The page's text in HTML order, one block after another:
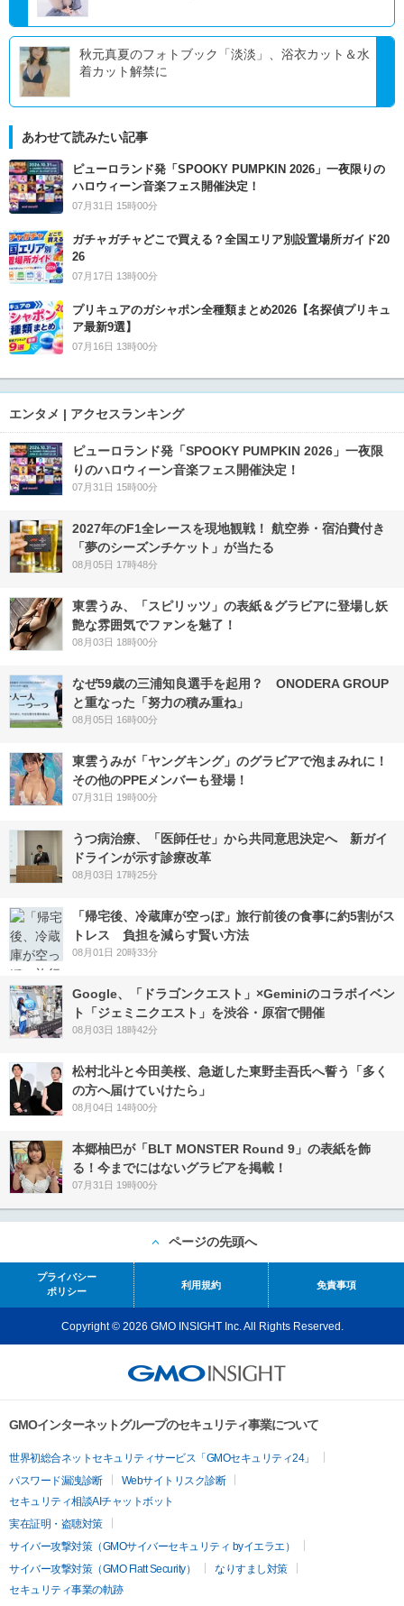
秋元真夏のフォトブック「淡淡」、浴衣カット＆水
着カット解禁に
あわせて読みたい記事
ピューロランド発「SPOOKY PUMPKIN 2026」一夜限りの
ハロウィーン音楽フェス開催決定！
07月31日 15時00分
ガチャガチャどこで買える？全国エリア別設置場所ガイド20
26
07月17日 13時00分
プリキュアのガシャポン全種類まとめ2026【名探偵プリキュ
ア最新9選】
07月16日 13時00分
エンタメ | アクセスランキング
ピューロランド発「SPOOKY PUMPKIN 2026」一夜限
りのハロウィーン音楽フェス開催決定！
07月31日 15時00分
2027年のF1全レースを現地観戦！ 航空券・宿泊費付き
「夢のシーズンチケット」が当たる
08月05日 17時48分
東雲うみ、「スピリッツ」の表紙＆グラビアに登場し妖
艶な雰囲気でファンを魅了！
08月03日 18時00分
なぜ59歳の三浦知良選手を起用？ ONODERA GROUP
と重なった「努力の積み重ね」
08月05日 16時00分
東雲うみが「ヤングキング」のグラビアで泡まみれに！
その他のPPEメンバーも登場！
07月31日 19時00分
うつ病治療、「医師任せ」から共同意思決定へ 新ガイ
ドラインが示す診療改革
08月03日 17時25分
「帰宅後、冷蔵庫が空っぽ」旅行前後の食事に約5割がス
トレス 負担を減らす賢い方法
08月01日 20時33分
Google、「ドラゴンクエスト」×Geminiのコラボイベン
ト「ジェミニクエスト」を渋谷・原宿で開催
08月03日 18時42分
松村北斗と今田美桜、急逝した東野圭吾氏へ誓う「多く
の方へ届けていけたら」
08月04日 14時00分
本郷柚巴が「BLT MONSTER Round 9」の表紙を飾
る！今までにはないグラビアを掲載！
07月31日 19時00分
ページの先頭へ
プライバシー
ポリシー
利用規約 免責事項
Copyright © 2026 GMO INSIGHT Inc. All Rights Reserved.
GMOインターネットグループのセキュリティ事業について
世界初総合ネットセキュリティサービス「GMOセキュリティ24」
パスワード漏洩診断
Webサイトリスク診断
セキュリティ相談AIチャットボット
実在証明・盗聴対策
サイバー攻撃対策（GMOサイバーセキュリティ byイエラエ）
サイバー攻撃対策（GMO Flatt Security）
なりすまし対策
セキュリティ事業の軌跡